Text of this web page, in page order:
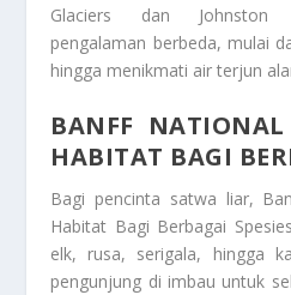
Glaciers dan Johnston
pengalaman berbeda, mulai
hingga menikmati air terjun
BANFF
HABITAT BAGI
Bagi pencinta satwa liar,
Habitat Bagi Berbagai
elk, rusa, serigala, hingga
pengunjung di imbau untuk